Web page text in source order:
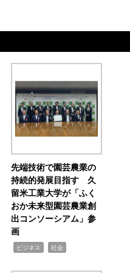
先端技術で園芸農業の
持続的発展目指す 久
留米工業大学が「ふく
おか未来型園芸農業創
出コンソーシアム」参
画
ビジネス 社会